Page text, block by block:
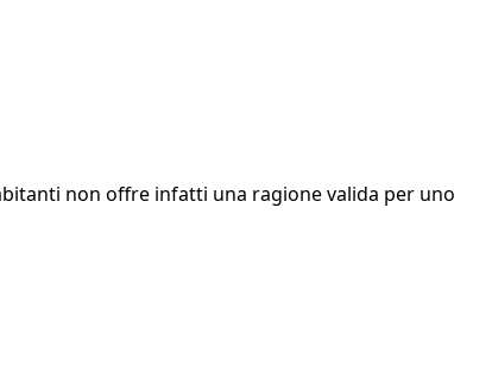
non offre infatti una ragione valida per uno